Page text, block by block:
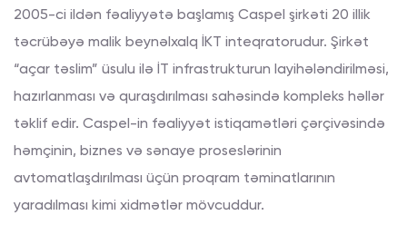
2005-ci ildən fəaliyyətə başlamış Caspel şirkəti 20 illik
təcrübəyə malik beynəlxalq İKT inteqratorudur. Şirkət
“açar təslim” üsulu ilə İT infrastrukturun layihələndirilməsi,
hazırlanması və quraşdırılması sahəsində kompleks həllər
təklif edir. Caspel-in fəaliyyət istiqamətləri çərçivəsində
həmçinin, biznes və sənaye proseslərinin
avtomatlaşdırılması üçün proqram təminatlarının
yaradılması kimi xidmətlər mövcuddur.